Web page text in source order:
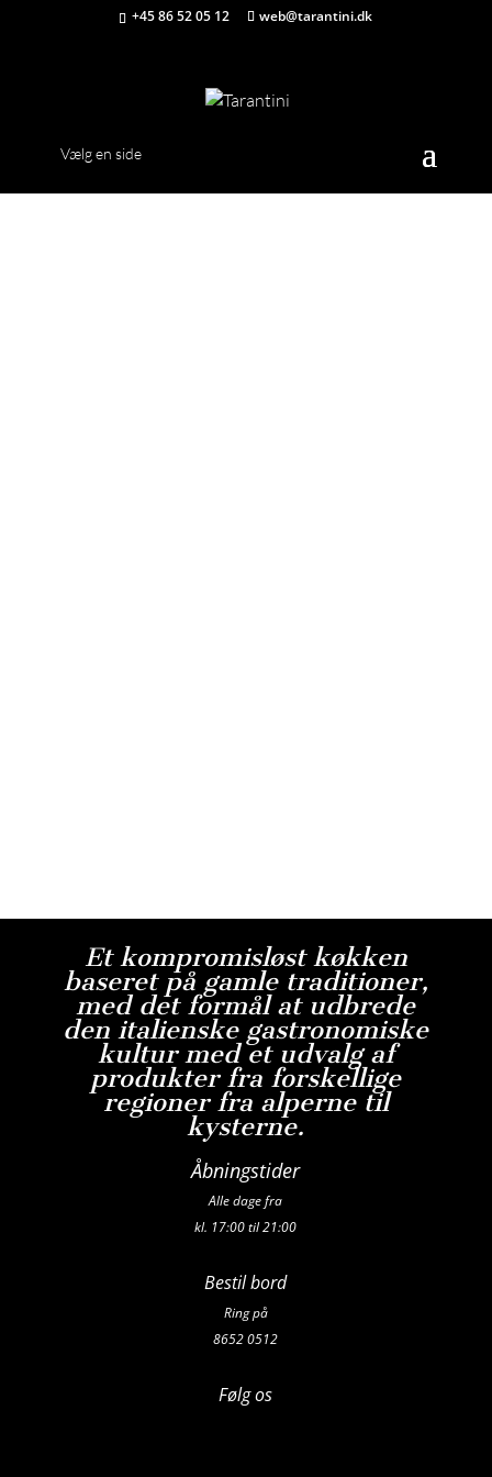
+45 86 52 05 12 web@tarantini.dk
Vælg en side
Et kompromisløst køkken
baseret på gamle traditioner,
med det formål at udbrede
den italienske gastronomiske
kultur med et udvalg af
produkter fra forskellige
regioner fra alperne til
kysterne.
Åbningstider
Alle dage fra
kl. 17:00 til 21:00
Bestil bord
Ring på
8652 0512
Følg os